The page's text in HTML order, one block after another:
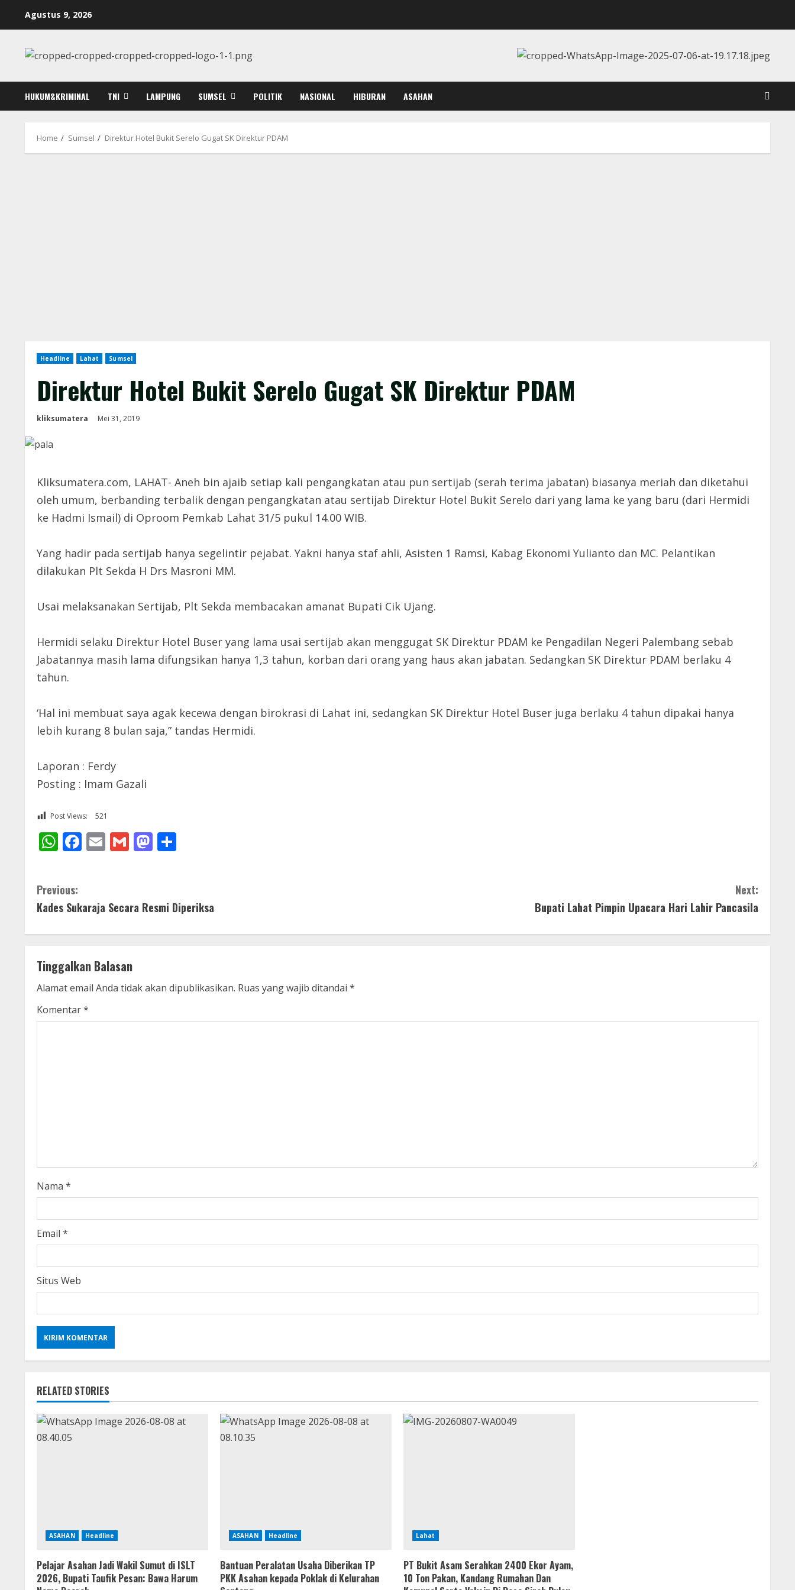
Agustus 9, 2026
HUKUM&KRIMINAL TNI LAMPUNG SUMSEL POLITIK NASIONAL HIBURAN ASAHAN
Home Sumsel Direktur Hotel Bukit Serelo Gugat SK Direktur PDAM
Headline Lahat Sumsel
Direktur Hotel Bukit Serelo Gugat SK Direktur PDAM
kliksumatera Mei 31, 2019
Kliksumatera.com, LAHAT- Aneh bin ajaib setiap kali pengangkatan atau pun sertijab (serah terima jabatan) biasanya meriah dan diketahui
oleh umum, berbanding terbalik dengan pengangkatan atau sertijab Direktur Hotel Bukit Serelo dari yang lama ke yang baru (dari Hermidi
ke Hadmi Ismail) di Oproom Pemkab Lahat 31/5 pukul 14.00 WIB.
Yang hadir pada sertijab hanya segelintir pejabat. Yakni hanya staf ahli, Asisten 1 Ramsi, Kabag Ekonomi Yulianto dan MC. Pelantikan
dilakukan Plt Sekda H Drs Masroni MM.
Usai melaksanakan Sertijab, Plt Sekda membacakan amanat Bupati Cik Ujang.
Hermidi selaku Direktur Hotel Buser yang lama usai sertijab akan menggugat SK Direktur PDAM ke Pengadilan Negeri Palembang sebab
Jabatannya masih lama difungsikan hanya 1,3 tahun, korban dari orang yang haus akan jabatan. Sedangkan SK Direktur PDAM berlaku 4
tahun.
‘Hal ini membuat saya agak kecewa dengan birokrasi di Lahat ini, sedangkan SK Direktur Hotel Buser juga berlaku 4 tahun dipakai hanya
lebih kurang 8 bulan saja,” tandas Hermidi.
Laporan : Ferdy
Posting : Imam Gazali
Post Views: 521
WhatsApp
Facebook
EmailGmailMastodon
C
o
n
t
i
n
d
i
n
g
Previous:
Kades Sukaraja Secara Resmi Diperiksa
Next:
Bupati Lahat Pimpin Upacara Hari Lahir Pancasila
Tinggalkan Balasan
Alamat email Anda tidak akan dipublikasikan. Ruas yang wajib ditandai *
Komentar*
Nama *
Email *
Situs Web
RELATED STORIES
ASAHAN Headline
Pelajar Asahan Jadi Wakil Sumut di ISLT
2026, Bupati Taufik Pesan: Bawa Harum
ASAHAN Headline
Bantuan Peralatan Usaha Diberikan TP
PKK Asahan kepada Poklak di Kelurahan
Lahat
PT Bukit Asam Serahkan 2400 Ekor Ayam,
10 Ton Pakan, Kandang Rumahan Dan